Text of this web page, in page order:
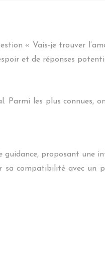
« Vais-je trouver
et de réponses
Parmi les plus connues,
guidance, proposant une
sa compatibilité avec un